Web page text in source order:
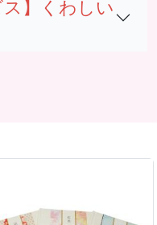
ス】くわしい